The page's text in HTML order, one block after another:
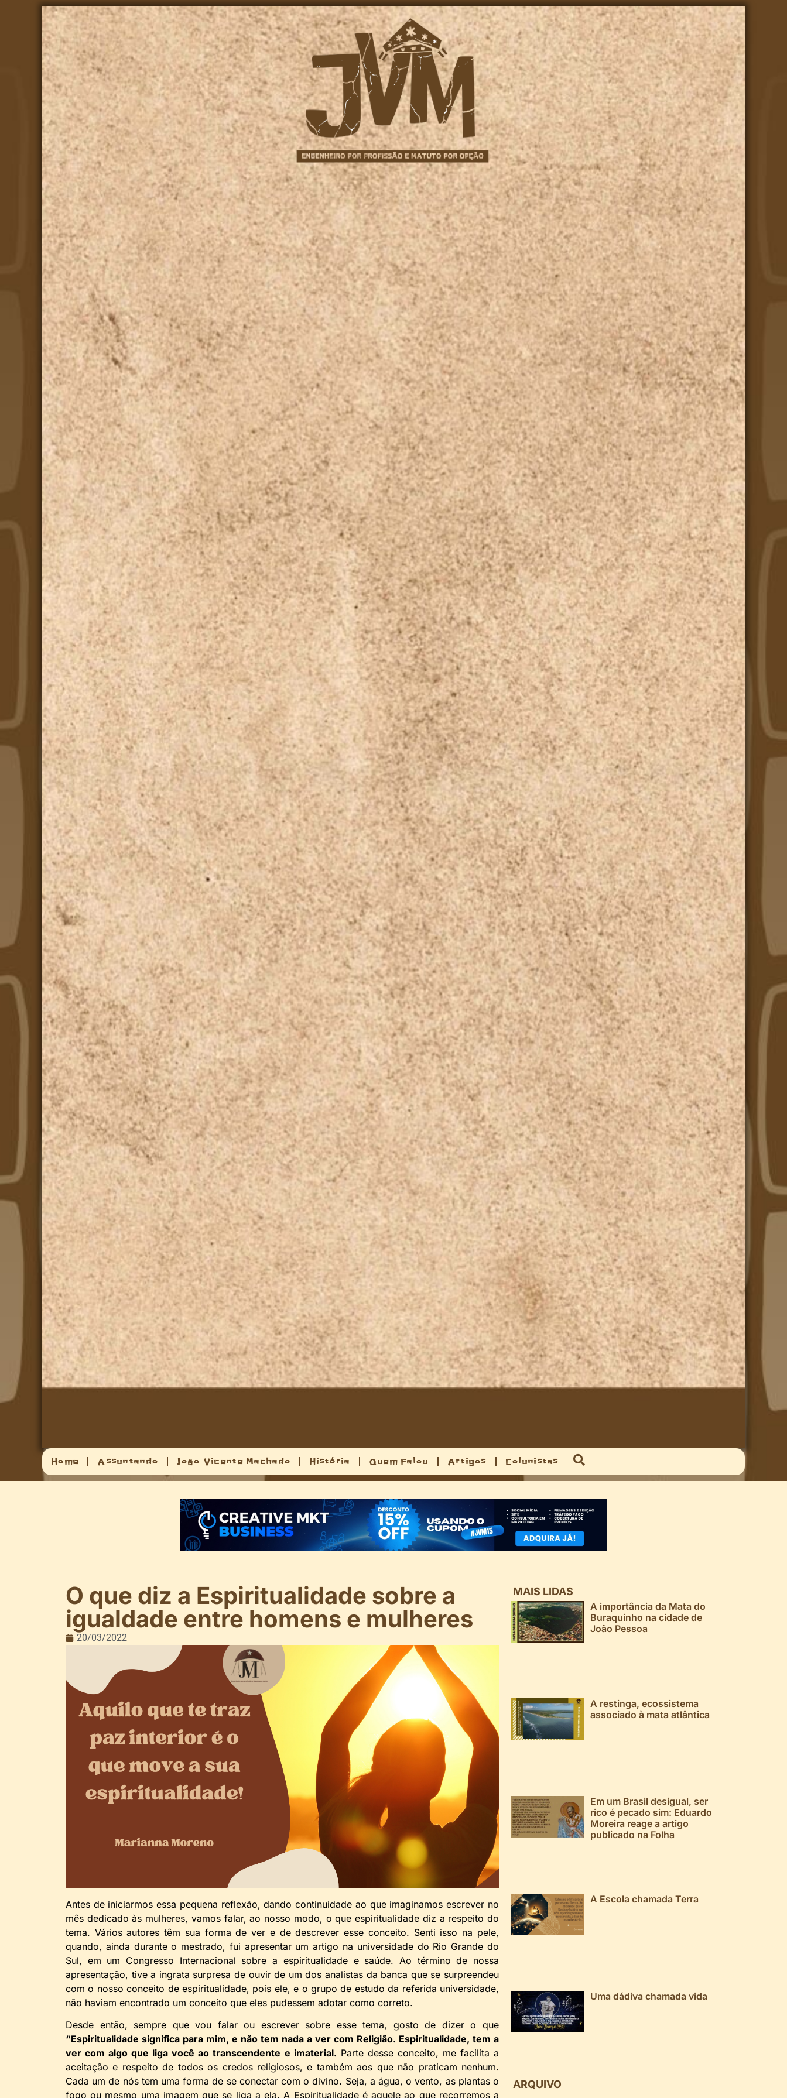
Home Assuntando João Vicente Machado História Quem Falou Artigos Colunistas
O que diz a Espiritualidade sobre a
igualdade entre homens e mulheres
20/03/2022
Antes de iniciarmos essa pequena reflexão, dando continuidade ao que imaginamos escrever no
mês dedicado às mulheres, vamos falar, ao nosso modo, o que espiritualidade diz a respeito do
tema. Vários autores têm sua forma de ver e de descrever esse conceito. Senti isso na pele,
quando, ainda durante o mestrado, fui apresentar um artigo na universidade do Rio Grande do
Sul, em um Congresso Internacional sobre a espiritualidade e saúde. Ao término de nossa
apresentação, tive a ingrata surpresa de ouvir de um dos analistas da banca que se surpreendeu
com o nosso conceito de espiritualidade, pois ele, e o grupo de estudo da referida universidade,
não haviam encontrado um conceito que eles pudessem adotar como correto.
Desde então, sempre que vou falar ou escrever sobre esse tema, gosto de dizer o que
“Espiritualidade significa para mim, e não tem nada a ver com Religião. Espiritualidade, tem a
ver com algo que liga você ao transcendente e imaterial. Parte desse conceito, me facilita a
aceitação e respeito de todos os credos religiosos, e também aos que não praticam nenhum.
Cada um de nós tem uma forma de se conectar com o divino. Seja, a água, o vento, as plantas o
fogo ou mesmo uma imagem que se liga a ela. A Espiritualidade é aquele ao que recorremos a
MAIS LIDAS
A importância da Mata do
Buraquinho na cidade de
João Pessoa
A restinga, ecossistema
associado à mata atlântica
Em um Brasil desigual, ser
rico é pecado sim: Eduardo
Moreira reage a artigo
publicado na Folha
A Escola chamada Terra
Uma dádiva chamada vida
ARQUIVO